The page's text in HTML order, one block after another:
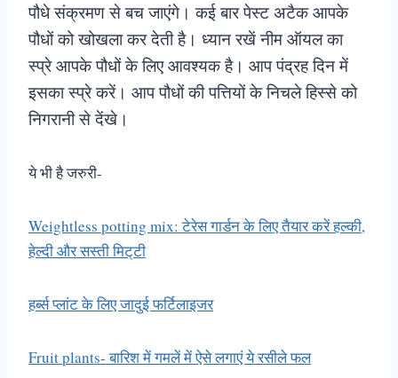
पौधे संक्रमण से बच जाएंगे। कई बार पेस्ट अटैक आपके
पौधों को खोखला कर देती है। ध्यान रखें नीम ऑयल का
स्प्रे आपके पौधों के लिए आवश्यक है। आप पंद्रह दिन में
इसका स्प्रे करें। आप पौधों की पत्तियों के निचले हिस्से को
निगरानी से देंखे।
ये भी है जरुरी-
Weightless potting mix: टेरेस गार्डन के लिए तैयार करें हल्की,
हेल्दी और सस्ती मिट्‌टी
हर्ब्स प्लांट के लिए जादुई फर्टिलाइजर
Fruit plants- बारिश में गमलें में ऐसे लगाएं ये रसीले फल